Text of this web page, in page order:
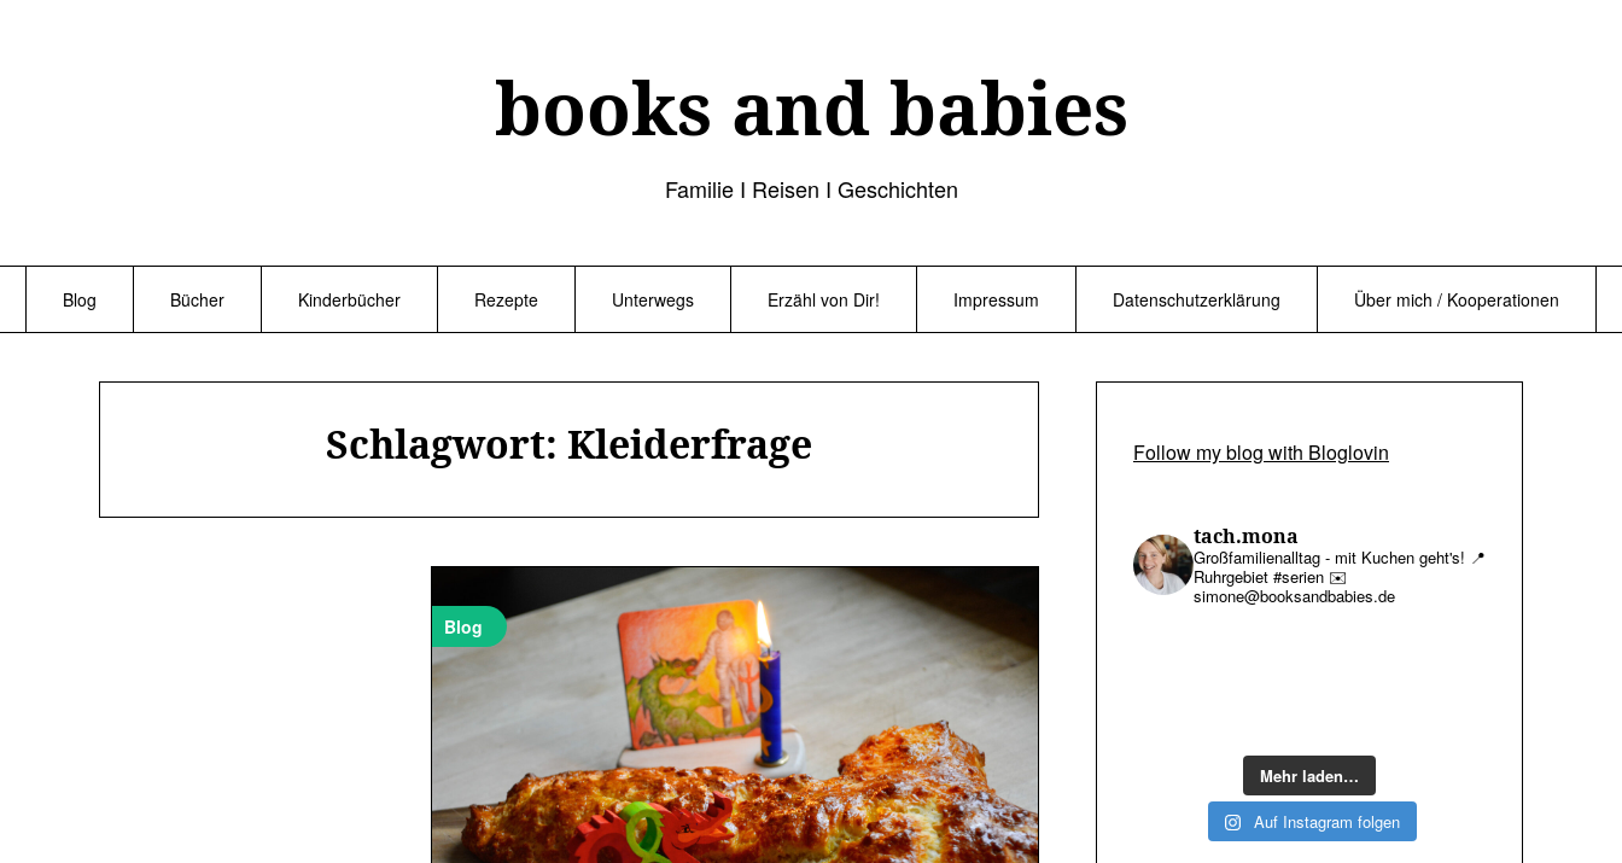
books and babies
Familie I Reisen I Geschichten
Blog Bücher Kinderbücher Rezepte Unterwegs Erzähl von Dir! Impressum Datenschutzerklärung Über mich / Kooperationen
Schlagwort: Kleiderfrage
Blog
Follow my blog with Bloglovin
tach.mona
Großfamilienalltag - mit Kuchen geht's! 📍
Ruhrgebiet #serien ✉️
simone@booksandbabies.de
Mehr laden…
Auf Instagram folgen